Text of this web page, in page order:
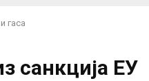
гаса
санкција ЕУ